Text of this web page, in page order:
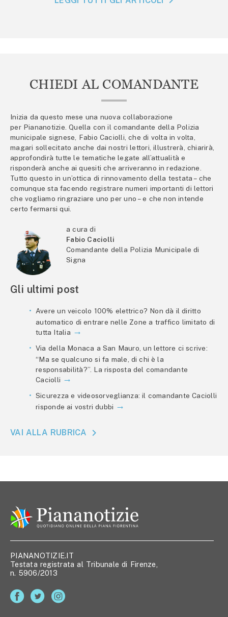
CHIEDI AL COMANDANTE
Inizia da questo mese una nuova collaborazione
per Piananotizie. Quella con il comandante della Polizia
municipale signese, Fabio Caciolli, che di volta in volta,
magari sollecitato anche dai nostri lettori, illustrerà, chiarirà,
approfondirà tutte le tematiche legate all’attualità e
risponderà anche ai quesiti che arriveranno in redazione.
Tutto questo in un’ottica di rinnovamento della testata – che
comunque sta facendo registrare numeri importanti di lettori
che vogliamo ringraziare uno per uno – e che non intende
certo fermarsi qui.
a cura di
Fabio Caciolli
Comandante della Polizia Municipale di
Signa
Gli ultimi post
Avere un veicolo 100% elettrico? Non dà il diritto
automatico di entrare nelle Zone a traffico limitato di
tutta Italia
Via della Monaca a San Mauro, un lettore ci scrive:
“Ma se qualcuno si fa male, di chi è la
responsabilità?”. La risposta del comandante
Caciolli
Sicurezza e videosorveglianza: il comandante Caciolli
risponde ai vostri dubbi
VAI ALLA RUBRICA
PIANANOTIZIE.IT
Testata registrata al Tribunale di Firenze,
n. 5906/2013